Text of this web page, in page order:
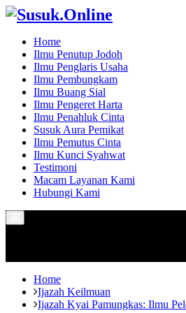
Home
Ilmu Penutup Jodoh
Ilmu Penglaris Usaha
Ilmu Pembungkam
Ilmu Buang Sial
Ilmu Pengeret Harta
Ilmu Penahluk Cinta
Susuk Aura Pemikat
Ilmu Pemutus Cinta
Ilmu Kunci Syahwat
Testimoni
Macam Layanan Kami
Hubungi Kami
Menu
Home
Ijazah Keilmuan
Ijazah Kyai Pamungkas: Ilmu